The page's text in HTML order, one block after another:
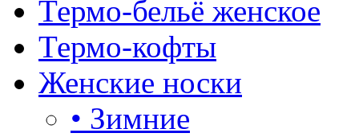
Термо-бельё женское
Термо-кофты
Женские носки
• Зимние